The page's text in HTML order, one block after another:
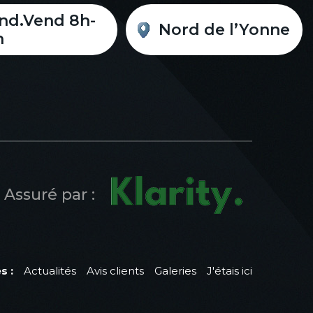
8h-
Nord de l’Yonne
Assuré par :
: Actualités Avis clients Galeries J'étais ici